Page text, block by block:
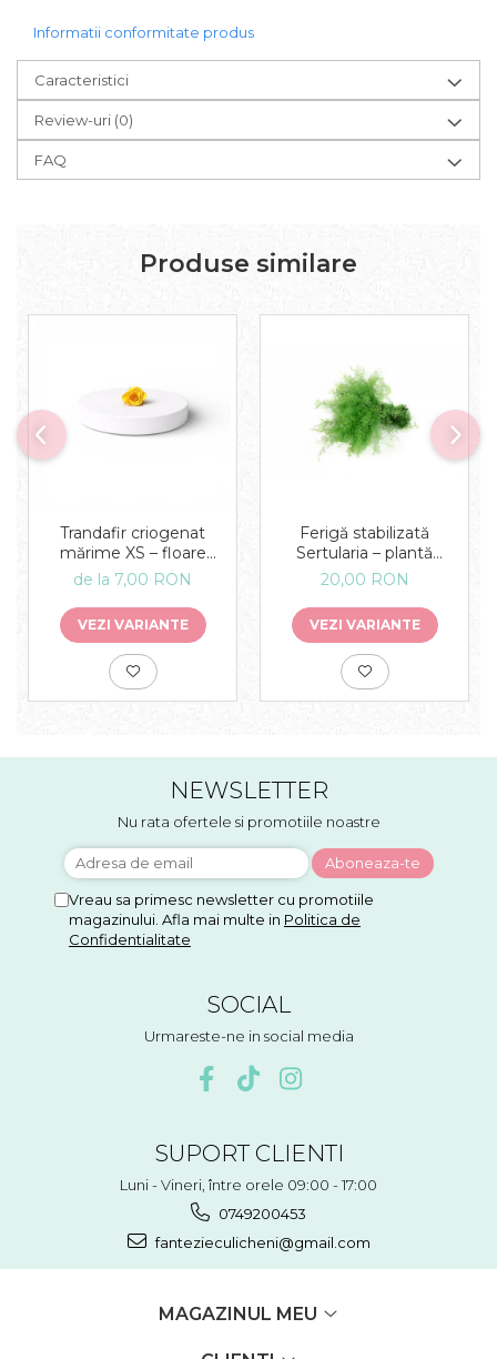
Informatii conformitate produs
Caracteristici
Review-uri (0)
FAQ
Produse similare
Trandafir criogenat
mărime XS – floare
decorativă naturală
de la 7,00 RON
VEZI VARIANTE
Ferigă stabilizată
Sertularia – plantă
decorativă naturală
pentru tablouri și
aranjamente
20,00 RON
VEZI VARIANTE
NEWSLETTER
Nu rata ofertele si promotiile noastre
Vreau sa primesc newsletter cu promotiile
magazinului. Afla mai multe in Politica de
Confidentialitate
SOCIAL
Urmareste-ne in social media
SUPORT CLIENTI
Luni - Vineri, între orele 09:00 - 17:00
0749200453
fantezieculicheni@gmail.com
MAGAZINUL MEU